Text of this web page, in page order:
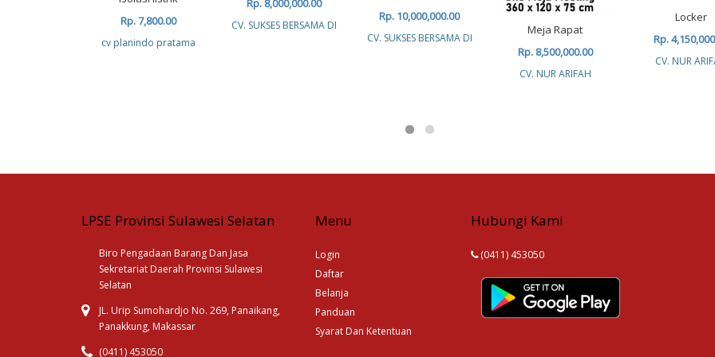
Rp. 7,800.00
cv planindo pratama
Rp. 8,000,000.00
CV. SUKSES BERSAMA DI
Rp. 10,000,000.00
CV. SUKSES BERSAMA DI
Meja Rapat
Rp. 8,500,000.00
CV. NUR ARIFAH
Locker
Rp.
CV. NUR
LPSE Provinsi Sulawesi Selatan
Biro Pengadaan Barang Dan Jasa
Sekretariat Daerah Provinsi Sulawesi
Selatan
JL. Urip Sumohardjo No. 269, Panaikang,
Panakkung, Makassar
(0411) 453050
Menu
Login
Daftar
Belanja
Panduan
Syarat Dan Ketentuan
Hubungi Kami
(0411) 453050